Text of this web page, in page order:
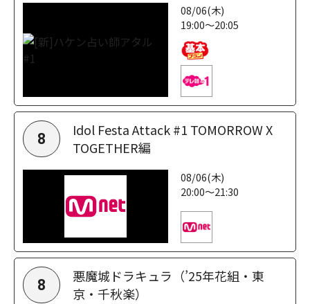
08/06(木)
19:00～20:05
8
Idol Festa Attack #1 TOMORROW X
TOGETHER編
08/06(木)
20:00～21:30
8
悪魔城ドラキュラ（’25年花組・東
京・千秋楽）